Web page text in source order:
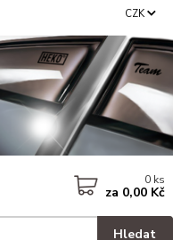
CZK
Hledat
0 ks
za 0,00 Kč